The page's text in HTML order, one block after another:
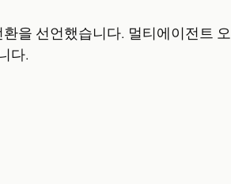
을 선언했습니다. 멀티에이전트 오
다.